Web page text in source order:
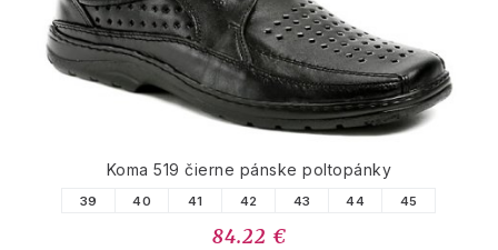
Koma 519 čierne pánske poltopánky
39 40 41 42 43 44 45
84.22 €